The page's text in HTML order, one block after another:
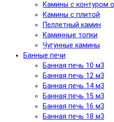
Камины с контуром
Камины с плитой
Пеллетный камин
Каминные топки
Чугунные камины
Банные печи
Банная печь 10 м3
Банная печь 12 м3
Банная печь 14 м3
Банная печь 15 м3
Банная печь 16 м3
Банная печь 18 м3